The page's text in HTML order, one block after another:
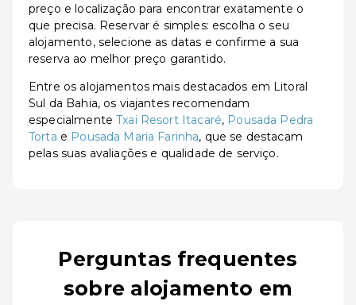
preço e localização para encontrar exatamente o
que precisa. Reservar é simples: escolha o seu
alojamento, selecione as datas e confirme a sua
reserva ao melhor preço garantido.
Entre os alojamentos mais destacados em Litoral
Sul da Bahia, os viajantes recomendam
especialmenteTxai Resort Itacaré, Pousada Pedra
Torta e Pousada Maria Farinha, que se destacam
pelas suas avaliações e qualidade de serviço.
Perguntas frequentes
sobre alojamento em